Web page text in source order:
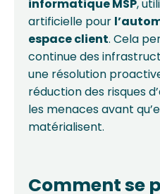
informatique MSP,
artificielle pour
espace client. Cela
continue des
une résolution
réduction des risques
les menaces avant
matérialisent.
Comment se